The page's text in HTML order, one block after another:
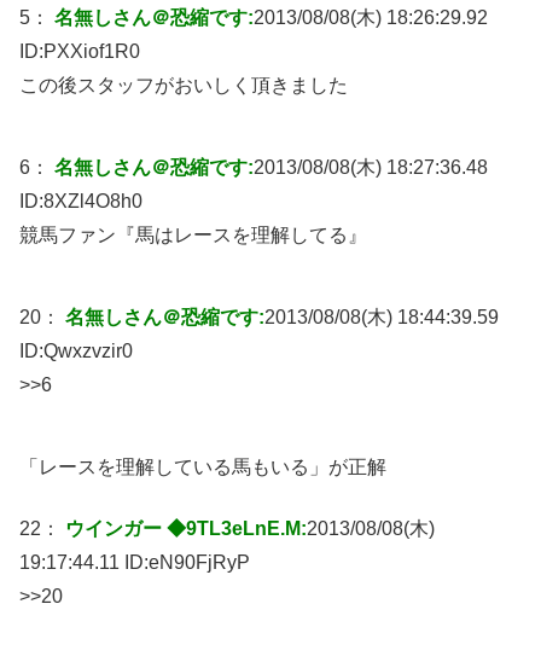
5： 名無しさん＠恐縮です:2013/08/08(木) 18:26:29.92
ID:PXXiof1R0
この後スタッフがおいしく頂きました
6： 名無しさん＠恐縮です:2013/08/08(木) 18:27:36.48
ID:8XZl4O8h0
競馬ファン『馬はレースを理解してる』
20： 名無しさん＠恐縮です:2013/08/08(木) 18:44:39.59
ID:Qwxzvzir0
>>6
「レースを理解している馬もいる」が正解
22： ウインガー ◆9TL3eLnE.M:2013/08/08(木)
19:17:44.11 ID:eN90FjRyP
>>20